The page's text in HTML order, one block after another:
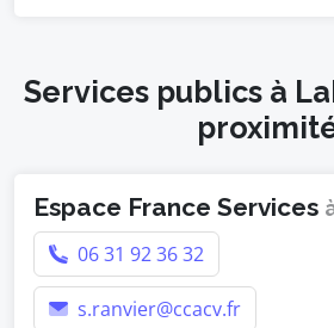
Services publics à
Espace France Services
06 31 92 36 32
s.ranvier@ccacv.fr